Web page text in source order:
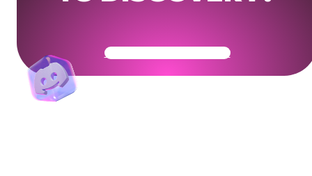
Get Your Community Ready